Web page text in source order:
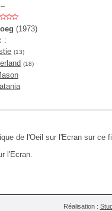
(1973)
:
(13)
(18)
de l'Oeil sur l'Ecran sur ce
l'Ecran.
Réalisation :